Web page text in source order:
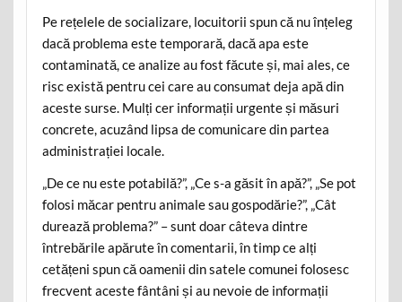
Pe rețelele de socializare, locuitorii spun că nu înțeleg
dacă problema este temporară, dacă apa este
contaminată, ce analize au fost făcute și, mai ales, ce
risc există pentru cei care au consumat deja apă din
aceste surse. Mulți cer informații urgente și măsuri
concrete, acuzând lipsa de comunicare din partea
administrației locale.
„De ce nu este potabilă?”, „Ce s-a găsit în apă?”, „Se pot
folosi măcar pentru animale sau gospodărie?”, „Cât
durează problema?” – sunt doar câteva dintre
întrebările apărute în comentarii, în timp ce alți
cetățeni spun că oamenii din satele comunei folosesc
frecvent aceste fântâni și au nevoie de informații